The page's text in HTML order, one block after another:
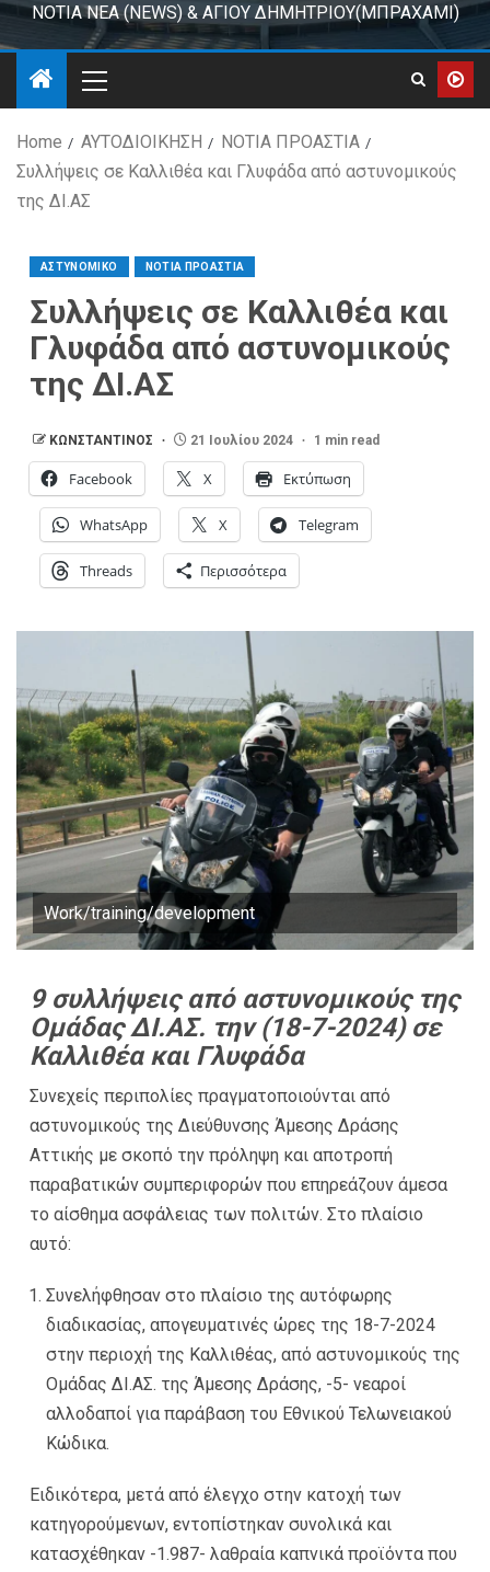
ΝΟΤΙΑ ΝΕΑ (NEWS) & ΑΓΙΟΥ ΔΗΜΗΤΡΙΟΥ(ΜΠΡΑΧΑΜΙ)
Home ΑΥΤΟΔΙΟΙΚΗΣΗ
ΝΟΤΙΑ ΠΡΟΑΣΤΙΑ
Συλλήψεις σε Καλλιθέα και Γλυφάδα από αστυνομικούς
της ΔΙ.ΑΣ
ΑΣΤΥΝΟΜΙΚΟ ΝΟΤΙΑ ΠΡΟΑΣΤΙΑ
Συλλήψεις σε Καλλιθέα και
Γλυφάδα από αστυνομικούς
της ΔΙ.ΑΣ
ΚΩΝΣΤΑΝΤΙΝΟΣ 21 Ιουλίου 2024 1 min read
Facebook X Εκτύπωση
WhatsApp X Telegram
Threads Περισσότερα
Work/training/development
9 συλλήψεις από αστυνομικούς της
Ομάδας ΔΙ.ΑΣ. την (18-7-2024) σε
Καλλιθέα και Γλυφάδα
Συνεχείς περιπολίες πραγματοποιούνται από
αστυνομικούς της Διεύθυνσης Άμεσης Δράσης
Αττικής με σκοπό την πρόληψη και αποτροπή
παραβατικών συμπεριφορών που επηρεάζουν άμεσα
τo αίσθημα ασφάλειας των πολιτών. Στο πλαίσιο
αυτό:
Συνελήφθησαν στο πλαίσιο της αυτόφωρης
διαδικασίας, απογευματινές ώρες της 18-7-2024
στην περιοχή της Καλλιθέας, από αστυνομικούς της
Ομάδας ΔΙ.ΑΣ. της Άμεσης Δράσης, -5- νεαροί
αλλοδαποί για παράβαση του Εθνικού Τελωνειακού
Κώδικα.
Ειδικότερα, μετά από έλεγχο στην κατοχή των
κατηγορούμενων, εντοπίστηκαν συνολικά και
κατασχέθηκαν -1.987- λαθραία καπνικά προϊόντα που